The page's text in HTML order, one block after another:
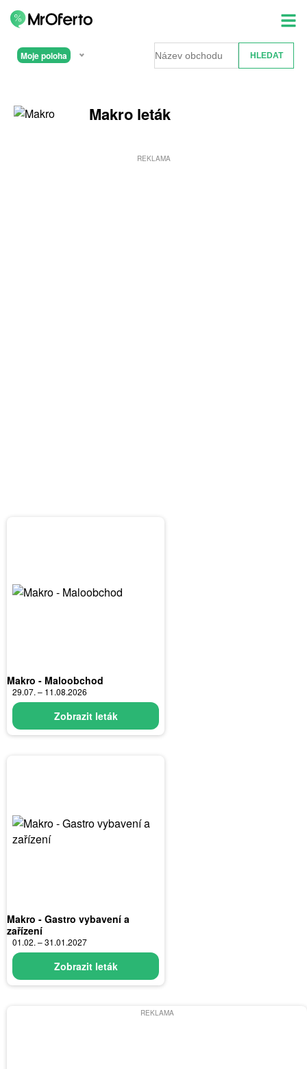
Moje poloha
Makro leták
REKLAMA
Makro - Maloobchod
29.07. – 11.08.2026
Zobrazit leták
Makro - Gastro vybavení a
zařízení
01.02. – 31.01.2027
Zobrazit leták
REKLAMA